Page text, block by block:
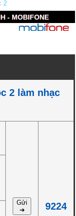
2
- MOBIFONE
2 làm nhạc
Gửi
➔
9224